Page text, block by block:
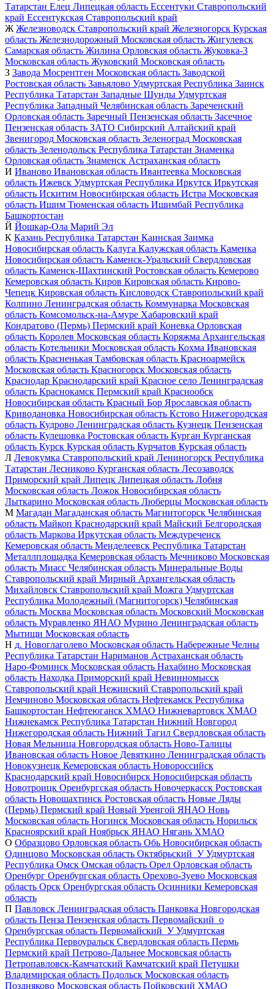
Татарстан Елец Липецкая область Ессентуки Ставропольский
край Ессентукская Ставропольский край
Ж Железноводск Ставропольский край Железногорск Курская
область Железнодорожный Московская область Жигулевск
Самарская область Жилина Орловская область Жуковка-3
Московская область Жуковский Московская область
З Завода Мосрентген Московская область Заводской
Ростовская область Завьялово Удмуртская Республика Заинск
Республика Татарстан Западные Шунды Удмуртская
Республика Западный Челябинская область Зареченский
Орловская область Заречный Пензенская область Засечное
Пензенская область ЗАТО Сибирский Алтайский край
Звенигород Московская область Зеленоград Московская
область Зеленодольск Республика Татарстан Знаменка
Орловская область Знаменск Астраханская область
И Иваново Ивановская область Ивантеевка Московская
область Ижевск Удмуртская Республика Иркутск Иркутская
область Искитим Новосибирская область Истра Московская
область Ишим Тюменская область Ишимбай Республика
Башкортостан
Й Йошкар-Ола Марий Эл
К Казань Республика Татарстан Каинская Заимка
Новосибирская область Калуга Калужская область Каменка
Новосибирская область Каменск-Уральский Свердловская
область Каменск-Шахтинский Ростовская область Кемерово
Кемеровская область Киров Кировская область Кирово-
Чепецк Кировская область Кисловодск Ставропольский край
Колпино Ленинградская область Коммунарка Московская
область Комсомольск-на-Амуре Хабаровский край
Кондратово (Пермь) Пермский край Коневка Орловская
область Королев Московская область Коряжма Архангельская
область Котельники Московская область Кохма Ивановская
область Красненькая Тамбовская область Красноармейск
Московская область Красногорск Московская область
Краснодар Краснодарский край Красное село Ленинградская
область Краснокамск Пермский край Краснообск
Новосибирская область Красный Бор Ярославская область
Криводановка Новосибирская область Кстово Нижегородская
область Кудрово Ленинградская область Кузнецк Пензенская
область Кулешовка Ростовская область Курган Курганская
область Курск Курская область Курчатов Курская область
Л Левокумка Ставропольский край Лениногорск Республика
Татарстан Лесниково Курганская область Лесозаводск
Приморский край Липецк Липецкая область Лобня
Московская область Ложок Новосибирская область
Лыткарино Московская область Люберцы Московская область
М Магадан Магаданская область Магнитогорск Челябинская
область Майкоп Краснодарский край Майский Белгородская
область Маркова Иркутская область Междуреченск
Кемеровская область Менделеевск Республика Татарстан
Металлплощадка Кемеровская область Мечниково Московская
область Миасс Челябинская область Минеральные Воды
Ставропольский край Мирный Архангельская область
Михайловск Ставропольский край Можга Удмуртская
Республика Молодежный (Магнитогорск) Челябинская
область Москва Московская область Московский Московская
область Муравленко ЯНАО Мурино Ленинградская область
Мытищи Московская область
Н д. Новоглаголево Московская область Набережные Челны
Республика Татарстан Нариманов Астраханская область
Наро-Фоминск Московская область Нахабино Московская
область Находка Приморский край Невинномысск
Ставропольский край Нежинский Ставропольский край
Немчиново Московская область Нефтекамск Республика
Башкортостан Нефтеюганск ХМАО Нижневартовск ХМАО
Нижнекамск Республика Татарстан Нижний Новгород
Нижегородская область Нижний Тагил Свердловская область
Новая Мельница Новгородская область Ново-Талицы
Ивановская область Новое Девяткино Ленинградская область
Новокузнецк Кемеровская область Новороссийск
Краснодарский край Новосибирск Новосибирская область
Новотроицк Оренбургская область Новочеркасск Ростовская
область Новошахтинск Ростовская область Новые Ляды
(Пермь) Пермский край Новый Уренгой ЯНАО Новь
Московская область Ногинск Московская область Норильск
Красноярский край Ноябрьск ЯНАО Нягань ХМАО
О Образцово Орловская область Обь Новосибирская область
Одинцово Московская область Октябрьский_У Удмуртская
Республика Омск Омская область Орел Орловская область
Оренбург Оренбургская область Орехово-Зуево Московская
область Орск Оренбургская область Осинники Кемеровская
область
П Павловск Ленинградская область Панковка Новгородская
область Пенза Пензенская область Первомайский_о
Оренбургская область Первомайский_У Удмуртская
Республика Первоуральск Свердловская область Пермь
Пермский край Петрово-Дальнее Московская область
Петропавловск-Камчатский Камчатский край Петушки
Владимирская область Подольск Московская область
Поздняково Московская область Пойковский ХМАО